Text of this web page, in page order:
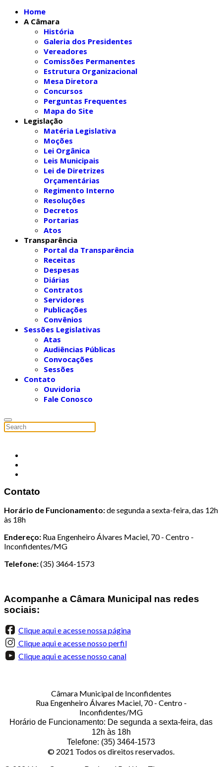
Home
A Câmara
História
Galeria dos Presidentes
Vereadores
Comissões Permanentes
Estrutura Organizacional
Mesa Diretora
Concursos
Perguntas Frequentes
Mapa do Site
Legislação
Matéria Legislativa
Moções
Lei Orgânica
Leis Municipais
Lei de Diretrizes
Orçamentárias
Regimento Interno
Resoluções
Decretos
Portarias
Atos
Transparência
Portal da Transparência
Receitas
Despesas
Diárias
Contratos
Servidores
Publicações
Convênios
Sessões Legislativas
Atas
Audiências Públicas
Convocações
Sessões
Contato
Ouvidoria
Fale Conosco
Contato
Horário de Funcionamento:de segunda a sexta-feira, das 12h
às 18h
Endereço: Rua Engenheiro Álvares Maciel, 70 - Centro -
Inconfidentes/MG
Telefone:(35) 3464-1573
Acompanhe a Câmara Municipal nas redes
sociais:
Clique aqui e acesse nossa página
Clique aqui e acesse nosso perfil
Clique aqui e acesse nosso canal
Câmara Municipal de Inconfidentes
Rua Engenheiro Álvares Maciel, 70 - Centro -
Inconfidentes/MG
Horário de Funcionamento: De segunda a sexta-feira, das
12h às 18h
Telefone: (35) 3464-1573
© 2021 Todos os direitos reservados.